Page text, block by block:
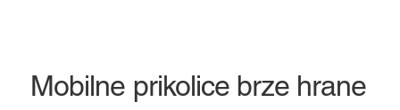
Mobilne prikolice brze hrane